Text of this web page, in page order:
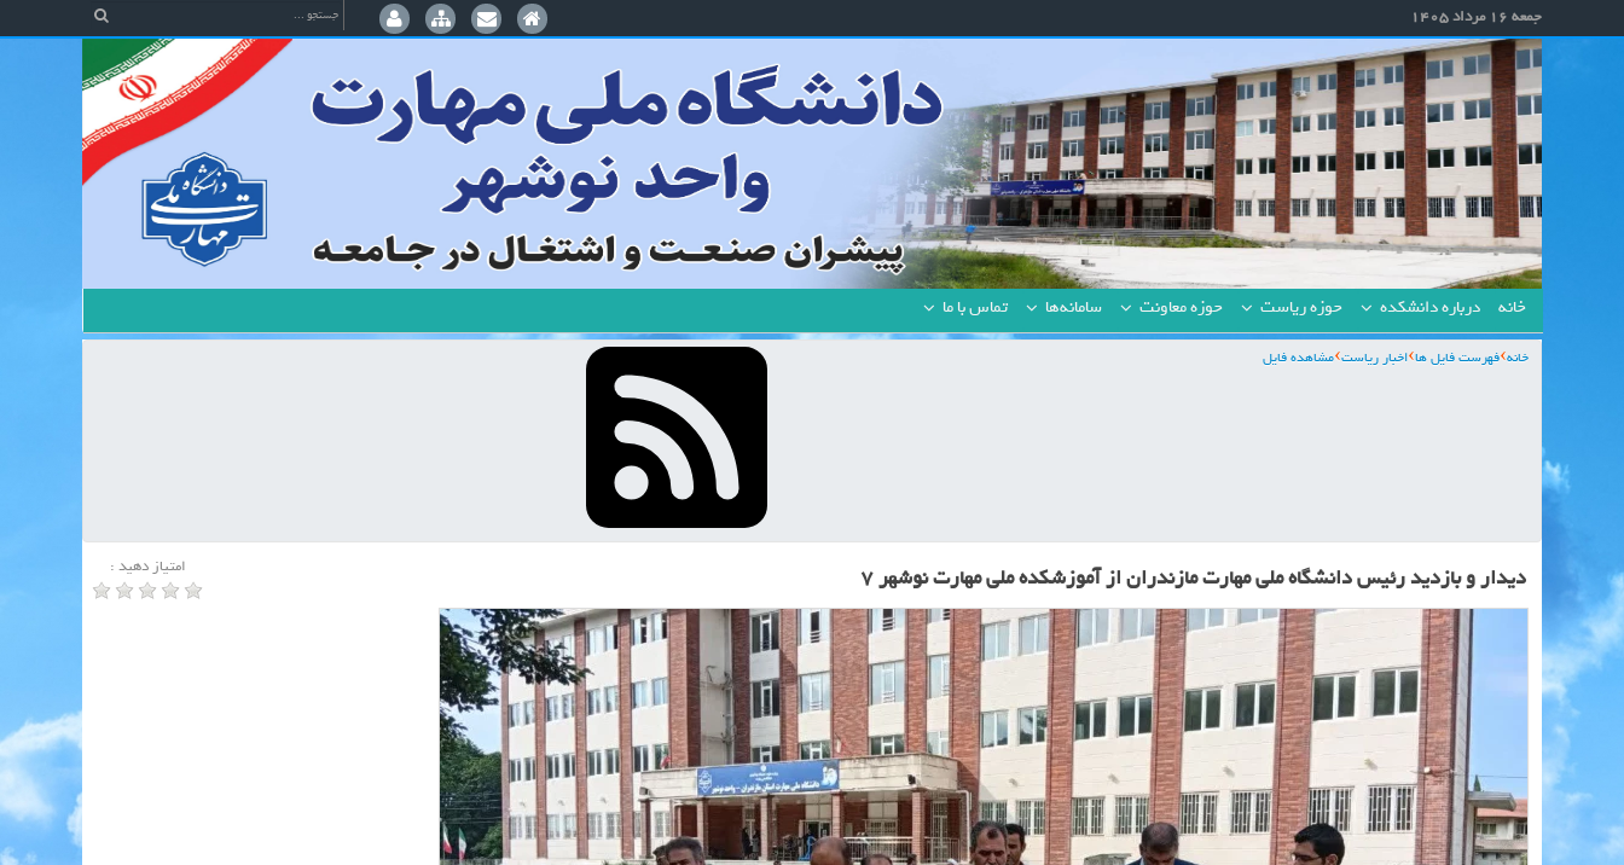
جمعه 16 مرداد 1405
خانه درباره دانشکده حوزه ریاست حوزه معاونت سامانه‌ها تماس با ما
خانه فهرست فایل ها اخبار ریاست مشاهده فایل
امتیاز دهید : دیدار و بازدید رئیس دانشگاه ملی مهارت مازندران از آموزشکده ملی مهارت نوشهر 7